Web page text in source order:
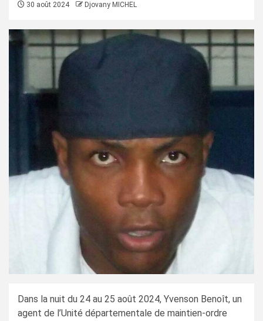
30 août 2024 Djovany MICHEL
Dans la nuit du 24 au 25 août 2024, Yvenson Benoît, un
agent de l’Unité départementale de maintien-ordre